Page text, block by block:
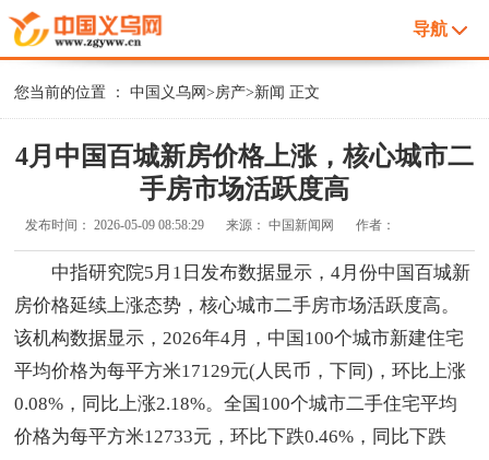
导航
您当前的位置 ：中国义乌网>房产>新闻 正文
4月中国百城新房价格上涨，核心城市二
手房市场活跃度高
发布时间：2026-05-09 08:58:29 来源：中国新闻网 作者：
中指研究院5月1日发布数据显示，4月份中国百城新
房价格延续上涨态势，核心城市二手房市场活跃度高。
该机构数据显示，2026年4月，中国100个城市新建住宅
平均价格为每平方米17129元(人民币，下同)，环比上涨
0.08%，同比上涨2.18%。全国100个城市二手住宅平均
价格为每平方米12733元，环比下跌0.46%，同比下跌